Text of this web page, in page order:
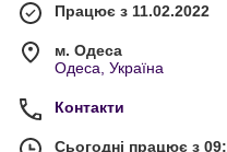
Працює з 11.02.2022
м. Одеса
Одеса, Україна
Контакти
Сьогодні працює з